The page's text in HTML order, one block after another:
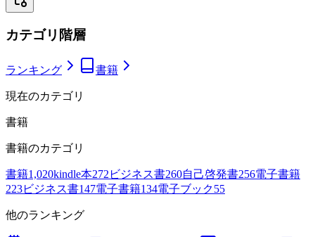
カテゴリ階層
ランキング 書籍
現在のカテゴリ
書籍
書籍のカテゴリ
書籍1,020kindle本272ビジネス書260自己啓発書256電子書籍
223ビジネス書147電子書籍134電子ブック55
他のランキング